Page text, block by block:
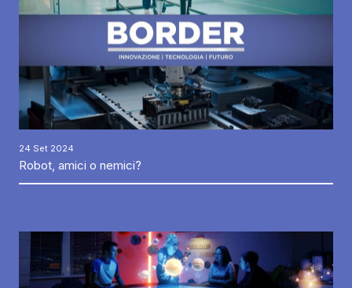
24 Set 2024
Robot, amici o nemici?